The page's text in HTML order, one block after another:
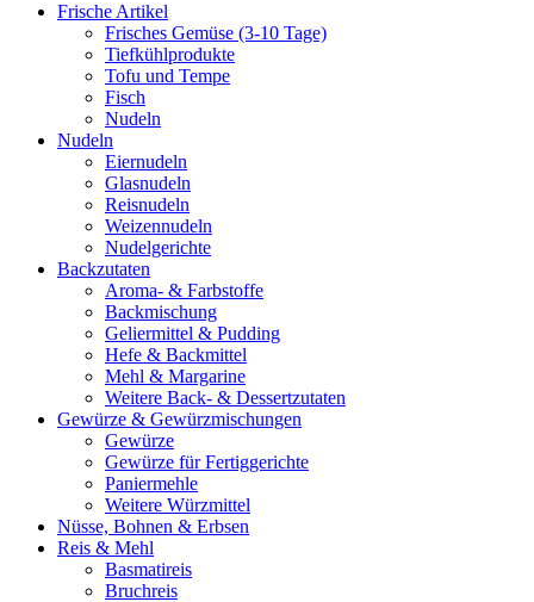
Frische Artikel
Frisches Gemüse (3-10 Tage)
Tiefkühlprodukte
Tofu und Tempe
Fisch
Nudeln
Nudeln
Eiernudeln
Glasnudeln
Reisnudeln
Weizennudeln
Nudelgerichte
Backzutaten
Aroma- & Farbstoffe
Backmischung
Geliermittel & Pudding
Hefe & Backmittel
Mehl & Margarine
Weitere Back- & Dessertzutaten
Gewürze & Gewürzmischungen
Gewürze
Gewürze für Fertiggerichte
Paniermehle
Weitere Würzmittel
Nüsse, Bohnen & Erbsen
Reis & Mehl
Basmatireis
Bruchreis